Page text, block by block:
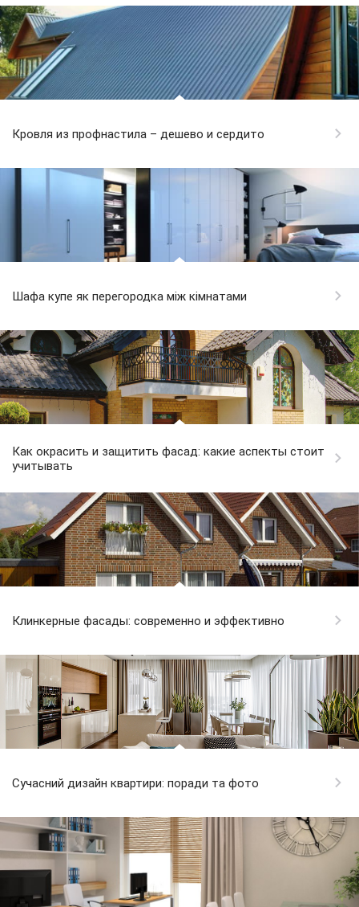
Кровля из профнастила – дешево и сердито
Шафа купе як перегородка між кімнатами
Как окрасить и защитить фасад: какие аспекты стоит
учитывать
Клинкерные фасады: современно и эффективно
Сучасний дизайн квартири: поради та фото